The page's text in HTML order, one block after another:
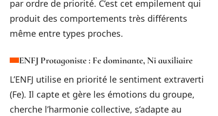
par ordre de priorité. C’est cet empilement qui
produit des comportements très différents
même entre types proches.
ENFJ Protagoniste : Fe dominante, Ni auxiliaire
L’ENFJ utilise en priorité le sentiment extraverti
(Fe). Il capte et gère les émotions du groupe,
cherche l’harmonie collective, s’adapte au